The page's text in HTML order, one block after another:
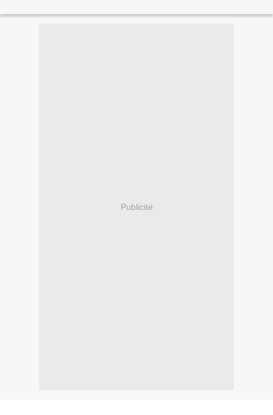
Publicité